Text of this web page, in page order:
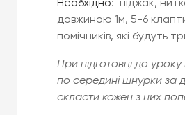
Необхідно: піджак,
довжиною 1м, 5-6
помічників, які будуть
При підготовці до уроку
по середині шнурки за
скласти кожен з них